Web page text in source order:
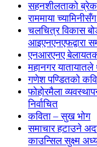
सहनशीलताको ब्रेक
राममाया
चलचित्र विकास
आइएनएनएफद्वारा
एनआरएनए
महानगर यातायातले
गणेश पण्डितको
फोहोरमैला
निर्वाचित
कविता – सुख भोग
समाचार हटाउने
काउन्सिल सुक्ष्म